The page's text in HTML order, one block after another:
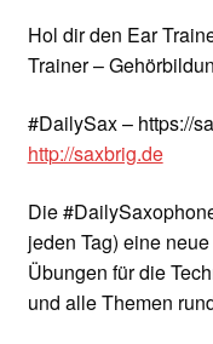
Hol dir den Ear
Trainer –
#DailySax – https://
http://saxbrig.de
Die
jeden Tag) eine
Übungen für die
und alle Themen